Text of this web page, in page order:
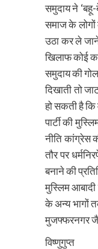
समुदाय ने
समाज के लोगों
उठा कर ले
खिलाफ कोई
समुदाय की
दिखाती तो
हो सकती है कि
पार्टी की
नीति कांग्रेस
तौर पर
बनाने की
मुस्लिम
के अन्य भागों
मुजफ्फरनगर
विष्णुगुप्त